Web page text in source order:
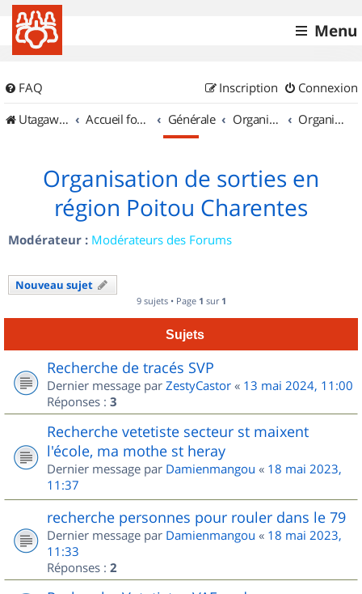
Menu
FAQ Connexion
Inscription
UtagawaVTT (Randos VTT et VTTAE avec traces GPS)
Accueil forum Générale Organisation de sorties & Recherche de partenaires Organisation de sorties en région Poitou Charentes
Organisation de sorties en
région Poitou Charentes
Modérateur : Modérateurs des Forums
Nouveau sujet
9 sujets • Page 1 sur 1
Sujets
Recherche de tracés SVP
Dernier message par ZestyCastor « 13 mai 2024, 11:00
Réponses : 3
Recherche vetetiste secteur st maixent
l'école, ma mothe st heray
Dernier message par Damienmangou « 18 mai 2023,
11:37
recherche personnes pour rouler dans le 79
Dernier message par Damienmangou « 18 mai 2023,
11:33
Réponses : 2